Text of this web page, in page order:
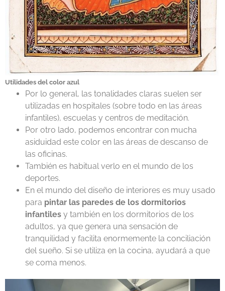
Utilidades del color azul
Por lo general, las tonalidades claras suelen ser
utilizadas en hospitales (sobre todo en las áreas
infantiles), escuelas y centros de meditación.
Por otro lado, podemos encontrar con mucha
asiduidad este color en las áreas de descanso de
las oficinas.
También es habitual verlo en el mundo de los
deportes.
En el mundo del diseño de interiores es muy usado
para pintar las paredes de los dormitorios
infantiles y también en los dormitorios de los
adultos, ya que genera una sensación de
tranquilidad y facilita enormemente la conciliación
del sueño. Si se utiliza en la cocina, ayudará a que
se coma menos.